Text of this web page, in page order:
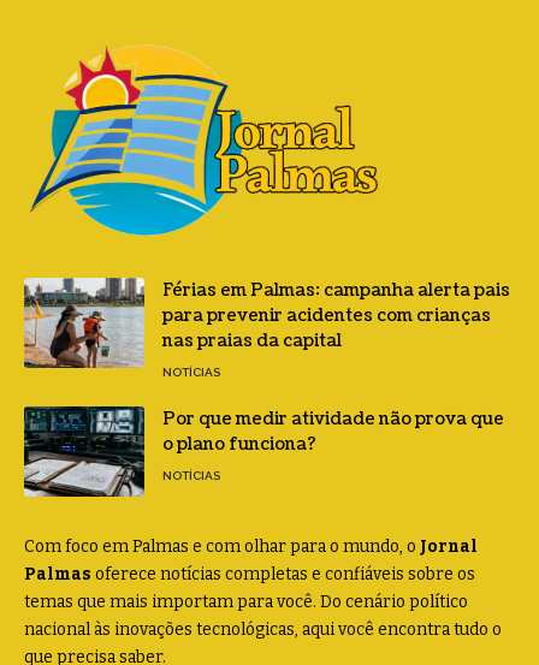
Férias em Palmas: campanha alerta pais
para prevenir acidentes com crianças
nas praias da capital
NOTÍCIAS
Por que medir atividade não prova que
o plano funciona?
NOTÍCIAS
Com foco em Palmas e com olhar para o mundo, o Jornal
Palmas oferece notícias completas e confiáveis sobre os
temas que mais importam para você. Do cenário político
nacional às inovações tecnológicas, aqui você encontra tudo o
que precisa saber.